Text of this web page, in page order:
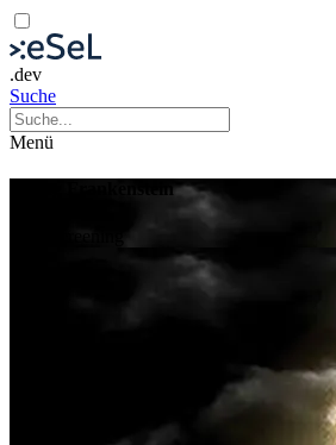
.dev
Suche
Menü
Young Frankenstein